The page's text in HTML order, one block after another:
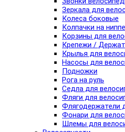
Зеркала для
Колеса боковые
Колпачки на
Корзины для
Крепежи /
Крылья для
Насосы для
Подножки
Рога на руль
Седла для
Фляги для
Флягодержатели
Фонари для
Шлемы для